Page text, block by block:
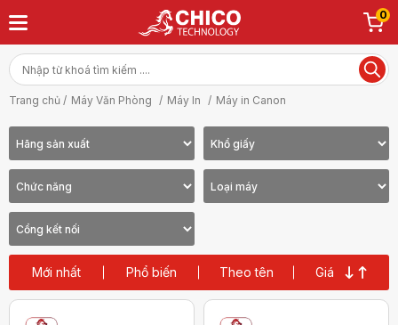
0
Trang chủ / Máy Văn Phòng / Máy In / Máy in Canon
Mới nhất Phổ biến Theo tên Giá